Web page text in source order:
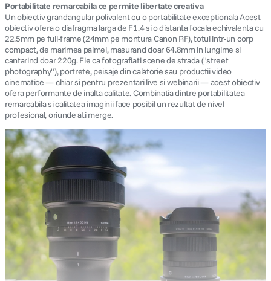
4. peak design
5. canon sx740 hs
6. lavaliera
7. card memorie
9. insta 360
10. godox
Portabilitate remarcabila ce permite libertate creativa
Un obiectiv grandangular polivalent cu o portabilitate exceptionala Acest
obiectiv ofera o diafragma larga de F1.4 si o distanta focala echivalenta cu
22.5mm pe full-frame (24mm pe montura Canon RF), totul intr-un corp
compact, de marimea palmei, masurand doar 64.8mm in lungime si
cantarind doar 220g. Fie ca fotografiati scene de strada ("street
photography"), portrete, peisaje din calatorie sau productii video
cinematice — chiar si pentru prezentari live si webinarii — acest obiectiv
ofera performante de inalta calitate. Combinatia dintre portabilitatea
remarcabila si calitatea imaginii face posibil un rezultat de nivel
profesional, oriunde ati merge.